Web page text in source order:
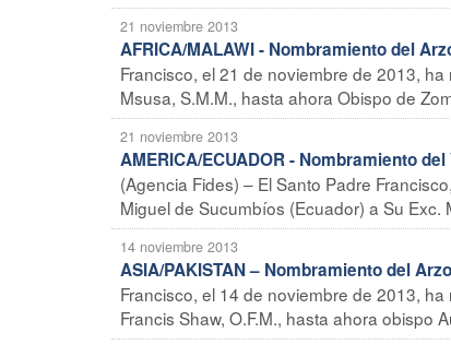
21 noviembre 2013
AFRICA/MALAWI - Nombramiento del
Francisco, el 21 de noviembre de 2013,
Msusa, S.M.M., hasta ahora Obispo de
21 noviembre 2013
AMERICA/ECUADOR - Nombramiento
(Agencia Fides) – El Santo Padre
Miguel de Sucumbíos (Ecuador) a Su Exc.
14 noviembre 2013
ASIA/PAKISTAN – Nombramiento del
Francisco, el 14 de noviembre de 2013,
Francis Shaw, O.F.M., hasta ahora obispo